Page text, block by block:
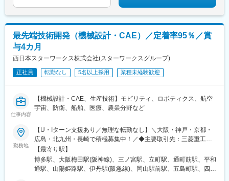
最先端技術開発（機械設計・CAE）／定着率95％／賞
与4カ月
西日本スターワークス株式会社(スターワークスグループ)
正社員 転勤なし 5名以上採用 業種未経験歓迎
仕事内容
【機械設計・CAE、生産技術】モビリティ、ロボティクス、航空
宇宙、防衛、船舶、医療、農業分野など
勤務地
【U・Iターン支援あり／無理な転勤なし】＼大阪・神戸・京都・
広島・北九州・長崎で積極募集中！／◆主要取引先：三菱重工
GR、三菱電機GR、パナソニックGR、トヨタGR、川崎重工業、
HONDA、マツダGR、日本製鉄所、ニデック 等★プロジェクト
先 ※一部抜粋◆関西大阪：大阪市（梅田、京橋、本町、中之島
【最寄り駅】
博多駅、大阪梅田駅(阪神線)、三ノ宮駅、立町駅、通町筋駅、平和
通駅、山陽姫路駅、伊丹駅(阪急線)、岡山駅前駅、五島町駅、四条